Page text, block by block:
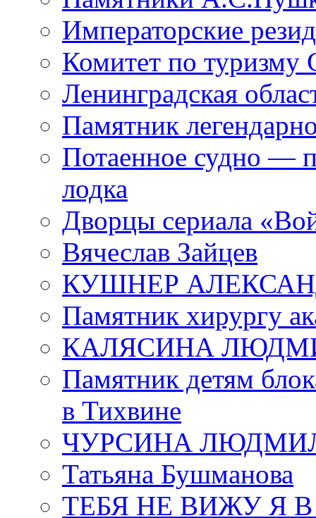
Императорские
Комитет по туризму
Ленинградская
Памятник
Потаенное судно —
лодка
Дворцы сериала
Вячеслав Зайцев
КУШНЕР
Памятник хирургу
КАЛЯСИНА
Памятник детям
в Тихвине
ЧУРСИНА
Татьяна Бушманова
ТЕБЯ НЕ ВИЖУ Я